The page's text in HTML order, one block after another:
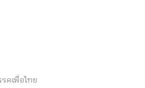
คเพื่อไทย